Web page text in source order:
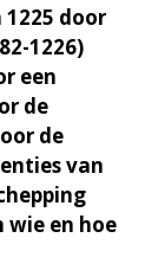
door
1226)
een
de
de
van
en hoe